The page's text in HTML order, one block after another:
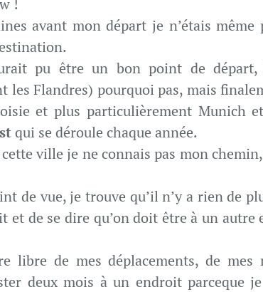
avant mon départ je n’étais même
pu être un bon point de
les Flandres) pourquoi pas, mais
et plus particulièrement Munich
qui se déroule chaque année.
ville je ne connais pas mon
de vue, je trouve qu’il n’y a rien de
et de se dire qu’on doit être à un
libre de mes déplacements, de mes
deux mois à un endroit parceque